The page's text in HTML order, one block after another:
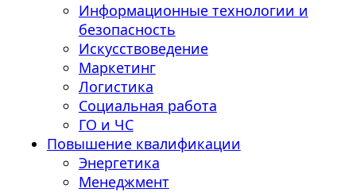
Информационные технологии и
безопасность
Искусствоведение
Маркетинг
Логистика
Социальная работа
ГО и ЧС
Повышение квалификации
Энергетика
Менеджмент